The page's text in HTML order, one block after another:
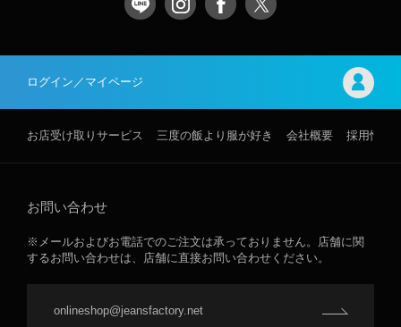
ログイン／マイページ
お店受け取りサービス 三度の飯より服が好き 会社概要 採用情報
お問い合わせ
※メールおよびお電話でのご注文は承っておりません。店舗に関
するお問い合わせは、店舗に直接お問い合わせください。
onlineshop@jeansfactory.net